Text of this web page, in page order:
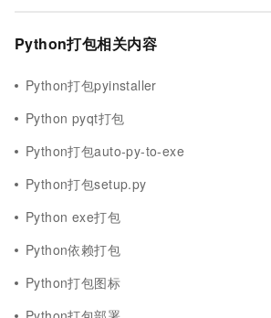
Python打包相关内容
Python打包pyinstaller
Python pyqt打包
Python打包auto-py-to-exe
Python打包setup.py
Python exe打包
Python依赖打包
Python打包图标